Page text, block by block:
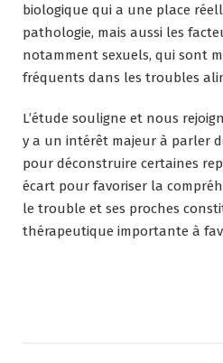
biologique qui a une place
pathologie, mais aussi les
notamment sexuels, qui sont
fréquents dans les troubles
L’étude souligne et nous
y a un intérêt majeur à parler
pour déconstruire certaines
écart pour favoriser la
le trouble et ses proches
thérapeutique importante à